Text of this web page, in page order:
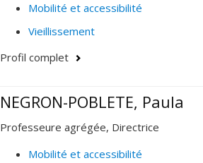
Mobilité et accessibilité
Vieillissement
Profil complet
NEGRON-POBLETE, Paula
Professeure agrégée, Directrice
Mobilité et accessibilité